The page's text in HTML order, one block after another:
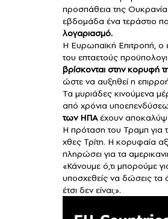
προσπάθεια της
εβδομάδα ένα τεράστιο
λογαριασμό.
Η Ευρωπαϊκή Επιτροπή, ο
του επταετούς
βρίσκονται στην κορυφή
ώστε να αυξηθεί η
Τα μυριάδες κινούμενα
από χρόνια
των ΗΠΑέχουν
Η πρόταση του Τραμπ για
χθες Τρίτη. Η κορυφαία
πληρώσει για τα
«Κάνουμε ό,τι μπορούμε
υποσχεθείς να δώσεις τα
έτσι δεν είναι;».